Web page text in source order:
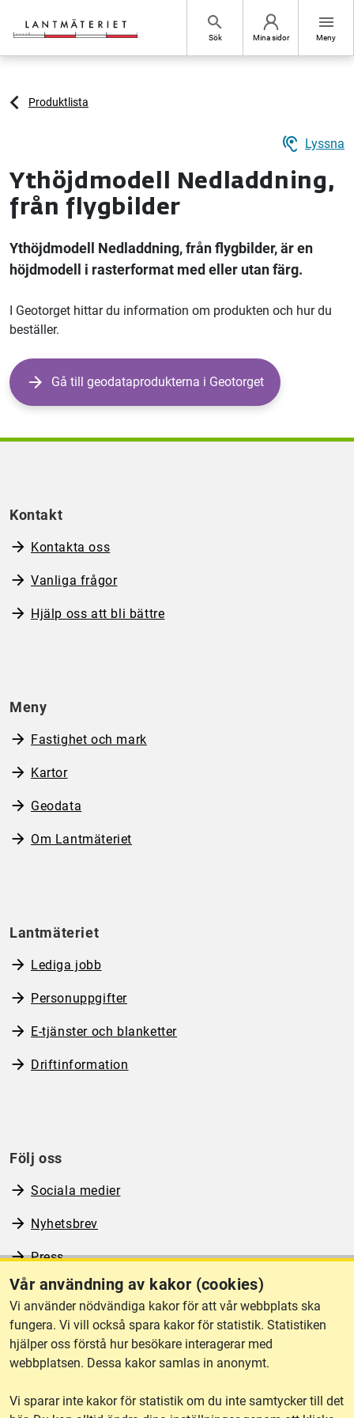
search
Sök Mina sidor
menu
Meny
Produktlista
hearing Lyssna
Ythöjdmodell Nedladdning,
från flygbilder
Ythöjdmodell Nedladdning, från flygbilder, är en
höjdmodell i rasterformat med eller utan färg.
I Geotorget hittar du information om produkten och hur du
beställer.
Gå till geodataprodukterna i Geotorget
Vår användning av kakor (cookies)
Vi använder nödvändiga kakor för att vår webbplats ska
fungera. Vi vill också spara kakor för statistik. Statistiken
hjälper oss förstå hur besökare interagerar med
webbplatsen. Dessa kakor samlas in anonymt.
Vi sparar inte kakor för statistik om du inte samtycker till det
Kontakt
Kontakta oss
Vanliga frågor
Hjälp oss att bli bättre
Meny
Fastighet och mark
Kartor
Geodata
Om Lantmäteriet
Lantmäteriet
Lediga jobb
Personuppgifter
E-tjänster och blanketter
Driftinformation
Följ oss
Sociala medier
Nyhetsbrev
Press
RSS
Om webbplatsen
Tillgänglighet